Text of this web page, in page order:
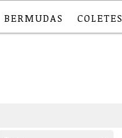
BERMUDAS COLETES